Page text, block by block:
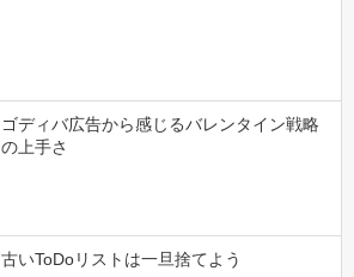
ゴディバ広告から感じるバレンタイン戦略
の上手さ
古いToDoリストは一旦捨てよう